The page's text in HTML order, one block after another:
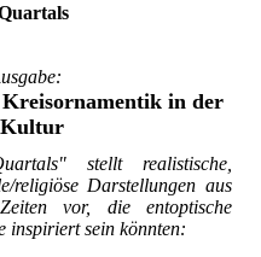
Kreisornamentik in der
stellt realistische,
religiöse Darstellungen aus
vor, die entoptische
inspiriert sein könnten: